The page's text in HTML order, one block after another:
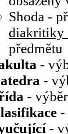
Shoda -
diakritiky
předmětu
-
-
-
-
-